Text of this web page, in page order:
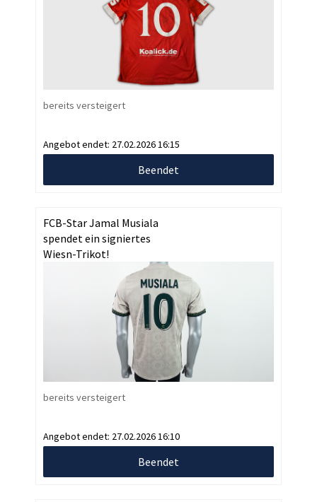
bereits versteigert
Angebot endet: 27.02.2026 16:15
Beendet
FCB-Star Jamal Musiala
spendet ein signiertes
Wiesn-Trikot!
bereits versteigert
Angebot endet: 27.02.2026 16:10
Beendet